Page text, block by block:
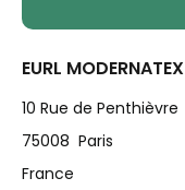
EURL MODERNATEX
10 Rue de Penthièvre
75008 Paris
France